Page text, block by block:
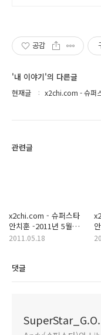
공감
'내 이야기'의 다른글
현재글 x2chi.com - 슈퍼
관련글
x2chi.com - 슈퍼스타
안치훈 -2011년 5월
17일
2011.05.18
댓글